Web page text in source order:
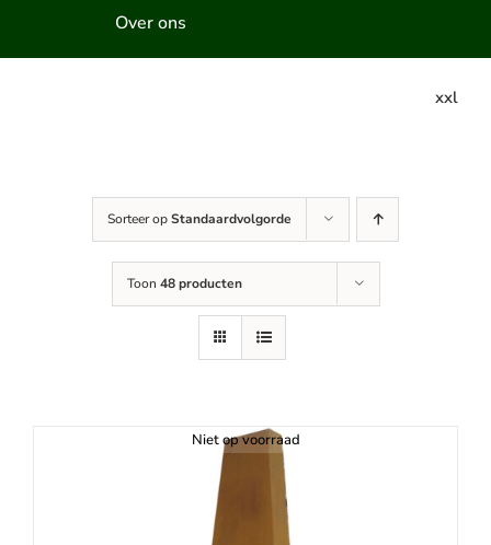
Over ons
xxl
Sorteer opStandaardvolgorde
Toon 48 producten
Niet op voorraad